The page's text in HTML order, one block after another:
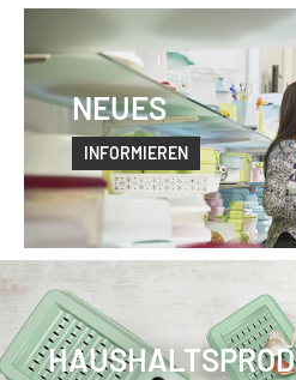
NEUES
INFORMIEREN